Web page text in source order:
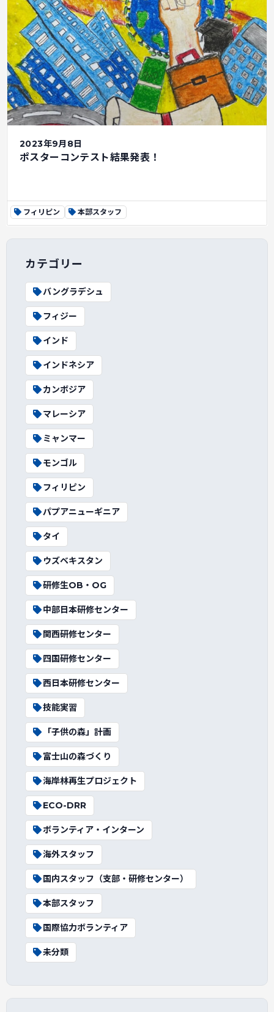
2023年9月8日
ポスターコンテスト結果発表！
フィリピン 本部スタッフ
カテゴリー
バングラデシュ
フィジー
インド
インドネシア
カンボジア
マレーシア
ミャンマー
モンゴル
フィリピン
パプアニューギニア
タイ
ウズベキスタン
研修生OB・OG
中部日本研修センター
関西研修センター
四国研修センター
西日本研修センター
技能実習
「子供の森」計画
富士山の森づくり
海岸林再生プロジェクト
ECO-DRR
ボランティア・インターン
海外スタッフ
国内スタッフ（支部・研修センター）
本部スタッフ
国際協力ボランティア
未分類